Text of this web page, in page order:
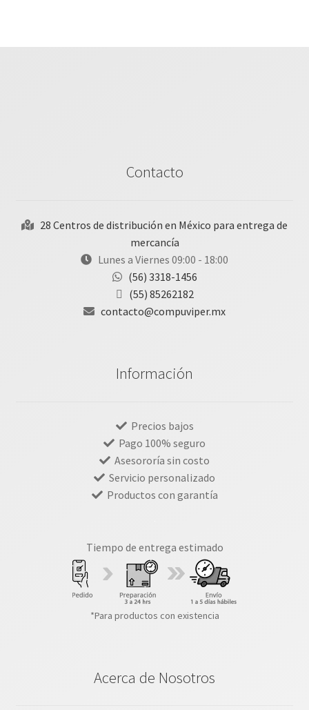
Contacto
28 Centros de distribución en México para entrega de
mercancía
Lunes a Viernes 09:00 - 18:00
(56) 3318-1456
(55) 85262182
contacto@compuviper.mx
Información
Precios bajos
Pago 100% seguro
Asesororía sin costo
Servicio personalizado
Productos con garantía
Tiempo de entrega estimado
*Para productos con existencia
Acerca de Nosotros